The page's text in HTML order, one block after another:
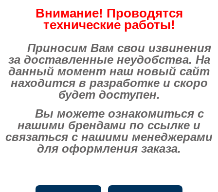
Внимание! Проводятся
технические работы!
Приносим Вам свои извинения
за доставленные неудобства. На
данный момент наш новый сайт
находится в разработке и скоро
будет доступен.
Вы можете ознакомиться с
нашими брендами по ссылке и
связаться с нашими менеджерами
для оформления заказа.